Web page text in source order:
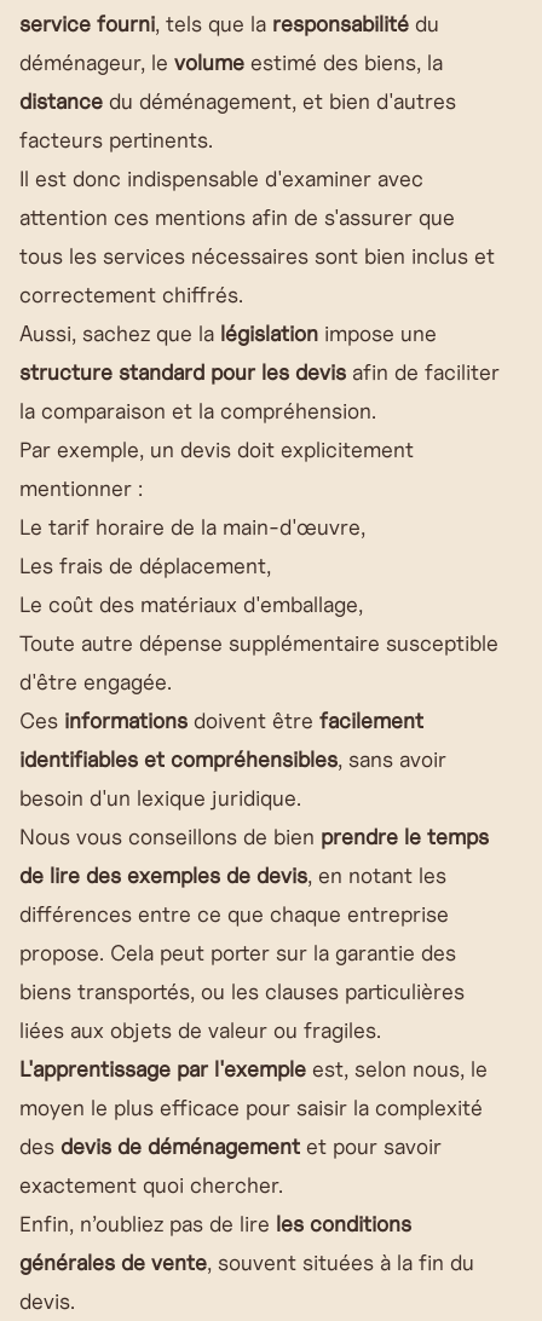
service fourni, tels que la responsabilité du
déménageur, le volume estimé des biens, la
distance du déménagement, et bien d'autres
facteurs pertinents.
Il est donc indispensable d'examiner avec
attention ces mentions afin de s'assurer que
tous les services nécessaires sont bien inclus et
correctement chiffrés.
Aussi, sachez que la législation impose une
structure standard pour les devis afin de faciliter
la comparaison et la compréhension.
Par exemple, un devis doit explicitement
mentionner :
Le tarif horaire de la main-d'œuvre,
Les frais de déplacement,
Le coût des matériaux d'emballage,
Toute autre dépense supplémentaire susceptible
d'être engagée.
Ces informations doivent être facilement
identifiables et compréhensibles, sans avoir
besoin d'un lexique juridique.
Nous vous conseillons de bien prendre le temps
de lire des exemples de devis, en notant les
différences entre ce que chaque entreprise
propose. Cela peut porter sur la garantie des
biens transportés, ou les clauses particulières
liées aux objets de valeur ou fragiles.
L'apprentissage par l'exemple est, selon nous, le
moyen le plus efficace pour saisir la complexité
des devis de déménagement et pour savoir
exactement quoi chercher.
Enfin, n’oubliez pas de lire les conditions
générales de vente, souvent situées à la fin du
devis.